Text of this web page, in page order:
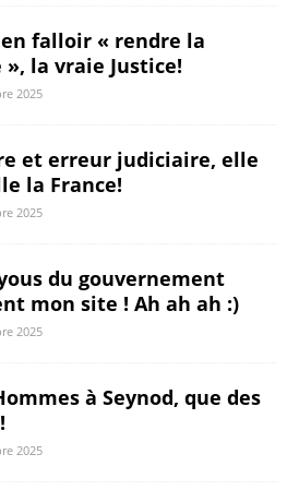
falloir « rendre la
», la vraie Justice!
2025
et erreur judiciaire, elle
la France!
2025
du gouvernement
mon site ! Ah ah ah :)
2025
à Seynod, que des
2025